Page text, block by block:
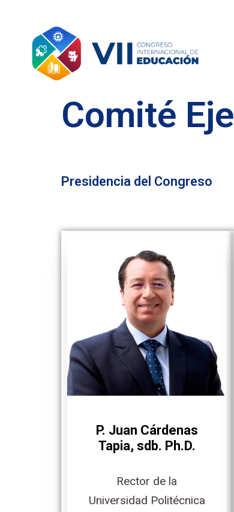
Comité
Presidencia del Congreso
P. Juan Cárdenas
Tapia, sdb. Ph.D.
Rector de la
Universidad Politécnica